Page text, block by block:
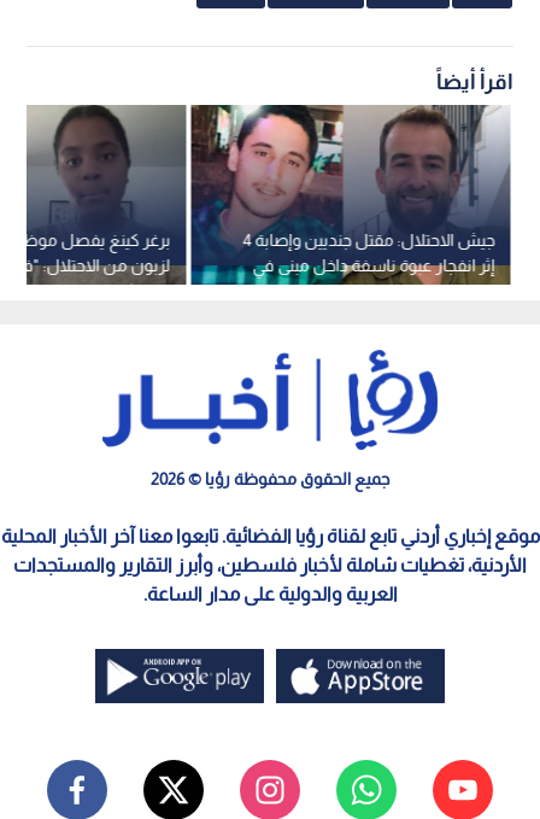
اقرأ أيضاً
برغر كينغ يفصل موظفة
لزبون من الاحتلال:
جيش الاحتلال: مقتل جنديين وإصابة 4
إثر انفجار عبوة ناسفة داخل مبنى في
جنوب لبنان
جميع الحقوق محفوظة رؤيا © 2026
موقع إخباري أردني تابع لقناة رؤيا الفضائية. تابعوا معنا آخر الأخبار المحلية
الأردنية، تغطيات شاملة لأخبار فلسطين، وأبرز التقارير والمستجدات
العربية والدولية على مدار الساعة.